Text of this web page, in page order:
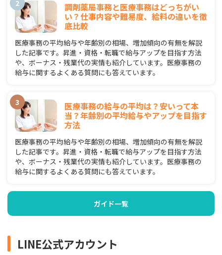
調剤薬局事務と医療事務はどっちがい
い？仕事内容や難易度、給料の違いを徹
底比較
医療事務の平均給与や年齢別の相場、増加傾向の有無を解説
した記事です。昇進・資格・転職で給与アップを目指す方法
や、ボーナス・残業代の実情も紹介しています。医療事務の
給与に関するよくある質問にも答えています。
医療事務の給与の平均は？安いって本
当？年齢別の平均給与やアップを目指す
方法
医療事務の平均給与や年齢別の相場、増加傾向の有無を解説
した記事です。昇進・資格・転職で給与アップを目指す方法
や、ボーナス・残業代の実情も紹介しています。医療事務の
給与に関するよくある質問にも答えています。
ガイド一覧
LINE公式アカウント